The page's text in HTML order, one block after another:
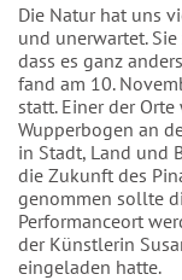
Die Natur hat uns
und unerwartet.
dass es ganz
fand am 10.
statt. Einer der
Wupperbogen an
in Stadt, Land und
die Zukunft des
genommen sollte
Performanceort
der Künstlerin
eingeladen hatte.